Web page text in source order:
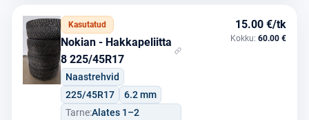
Kasutatud
Nokian - Hakkapeliitta
8 225/45R17
Naastrehvid
225/45R17
6.2 mm
Tarne:Alates 1–2
15.00 €/tk
Kokku: 60.00 €